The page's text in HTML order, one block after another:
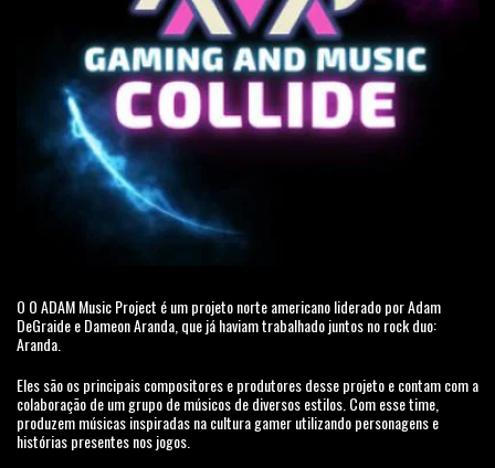
O O ADAM Music Project é um projeto norte americano liderado por Adam
DeGraide e Dameon Aranda, que já haviam trabalhado juntos no rock duo:
Aranda.
Eles são os principais compositores e produtores desse projeto e contam com a
colaboração de um grupo de músicos de diversos estilos. Com esse time,
produzem músicas inspiradas na cultura gamer utilizando personagens e
histórias presentes nos jogos.